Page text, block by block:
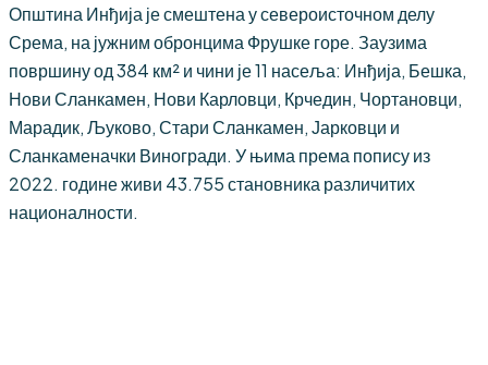
Општина Инђија је смештена у североисточном делу
Срема, на јужним обронцима Фрушке горе. Заузима
површину од 384 км² и чини је 11 насеља: Инђија, Бешка,
Нови Сланкамен, Нови Карловци, Крчедин, Чортановци,
Марадик, Љуково, Стари Сланкамен, Јарковци и
Сланкаменачки Виногради. У њима према попису из
2022. године живи 43.755 становника различитих
националности.